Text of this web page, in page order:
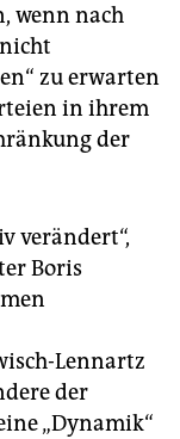
wenn nach
zu erwarten
in ihrem
der
verändert“,
Boris
Lennartz
der
„Dynamik“